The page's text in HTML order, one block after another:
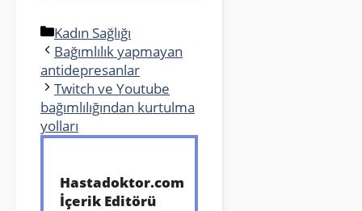
Kategoriler
Kadın Sağlığı
Bağımlılık yapmayan
antidepresanlar
Twitch ve Youtube
bağımlılığından kurtulma
yolları
Hastadoktor.com
İçerik Editörü